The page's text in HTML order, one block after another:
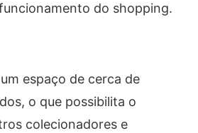
do shopping.
espaço de cerca de
o que possibilita o
colecionadores e